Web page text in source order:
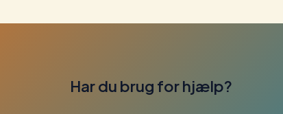
Har du brug for hjælp?